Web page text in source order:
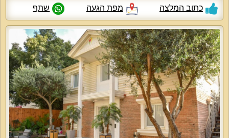
כתוב המלצה מפת הגעה שתף